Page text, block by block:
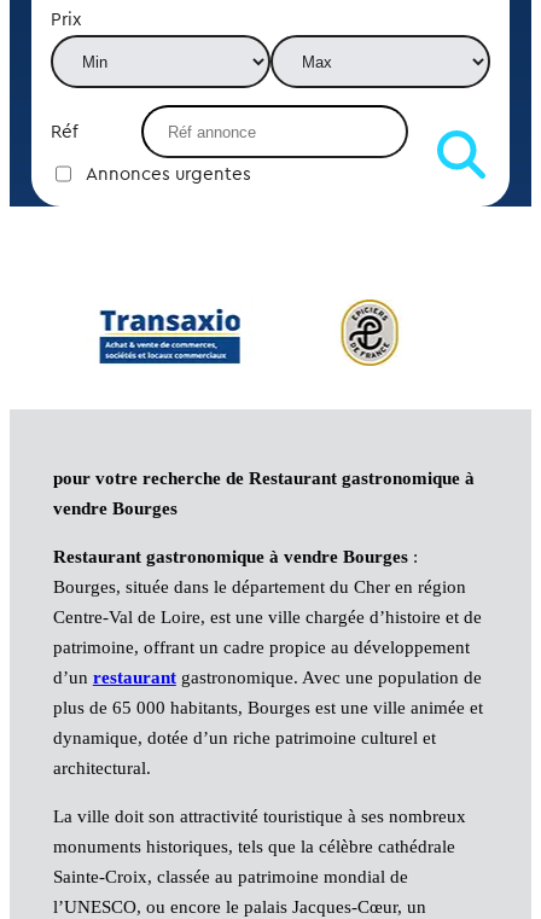
Prix
Réf
Annonces urgentes
pour votre recherche de Restaurant gastronomique à
vendre Bourges
Restaurant gastronomique à vendre Bourges:
Bourges, située dans le département du Cher en région
Centre-Val de Loire, est une ville chargée d’histoire et de
patrimoine, offrant un cadre propice au développement
d’un restaurantgastronomique. Avec une population de
plus de 65 000 habitants, Bourges est une ville animée et
dynamique, dotée d’un riche patrimoine culturel et
architectural.
La ville doit son attractivité touristique à ses nombreux
monuments historiques, tels que la célèbre cathédrale
Sainte-Croix, classée au patrimoine mondial de
l’UNESCO, ou encore le palais Jacques-Cœur, un